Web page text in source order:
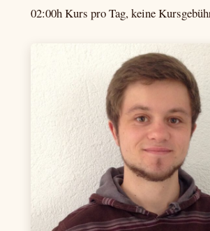
02:00h Kurs pro Tag, keine